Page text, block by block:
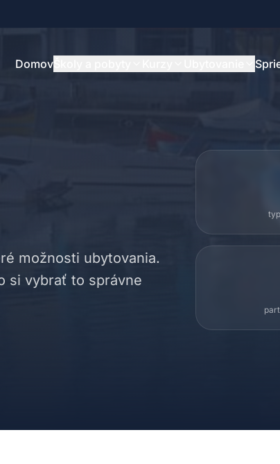
Domov
možnosti ubytovania.
si vybrať to správne